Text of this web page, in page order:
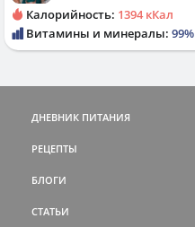
Калорийность: 1394 кКал
Витамины и минералы: 99%
ДНЕВНИК ПИТАНИЯ
РЕЦЕПТЫ
БЛОГИ
СТАТЬИ